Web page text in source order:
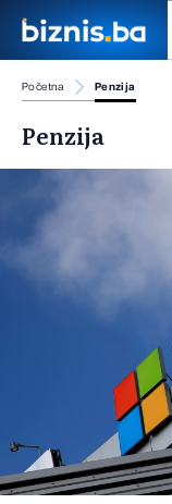
Početna Penzija
Penzija